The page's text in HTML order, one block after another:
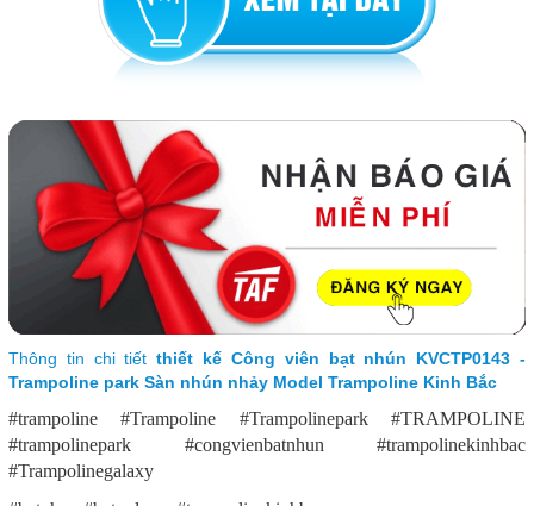
Thông tin chi tiếtthiết kế Công viên bạt nhún KVCTP0143 -
Trampoline park Sàn nhún nhảy Model Trampoline Kinh Bắc
#trampoline #Trampoline #Trampolinepark #TRAMPOLINE
#trampolinepark #congvienbatnhun #trampolinekinhbac
#Trampolinegalaxy